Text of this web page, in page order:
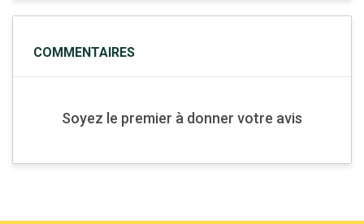
COMMENTAIRES
Soyez le premier à donner votre avis